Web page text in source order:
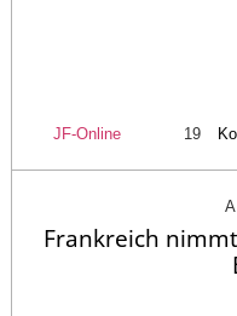
JF-Online 19
Frankreich